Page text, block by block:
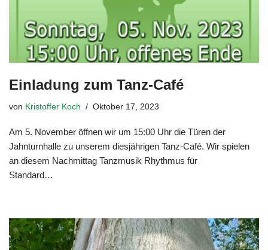
Einladung zum Tanz-Café
von Kristoffer Koch Oktober 17, 2023
Am 5. November öffnen wir um 15:00 Uhr die Türen der
Jahnturnhalle zu unserem diesjährigen Tanz-Café. Wir spielen
an diesem Nachmittag Tanzmusik Rhythmus für
Standard…